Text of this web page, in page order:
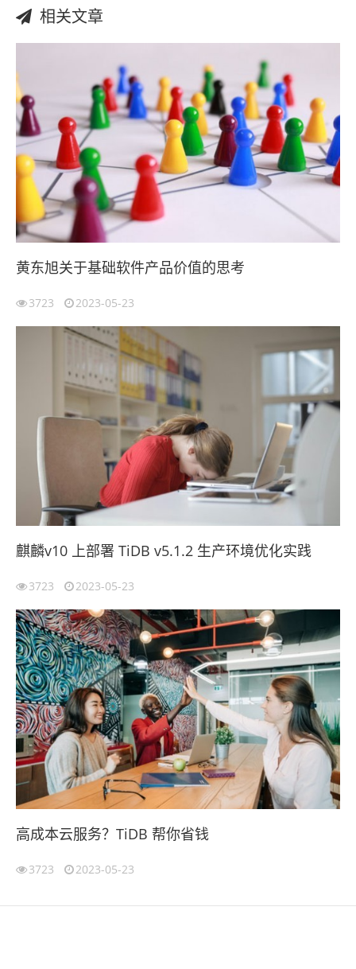
相关文章
黄东旭关于基础软件产品价值的思考
3723 2023-05-23
麒麟v10 上部署 TiDB v5.1.2 生产环境优化实践
3723 2023-05-23
高成本云服务？TiDB 帮你省钱
3723 2023-05-23